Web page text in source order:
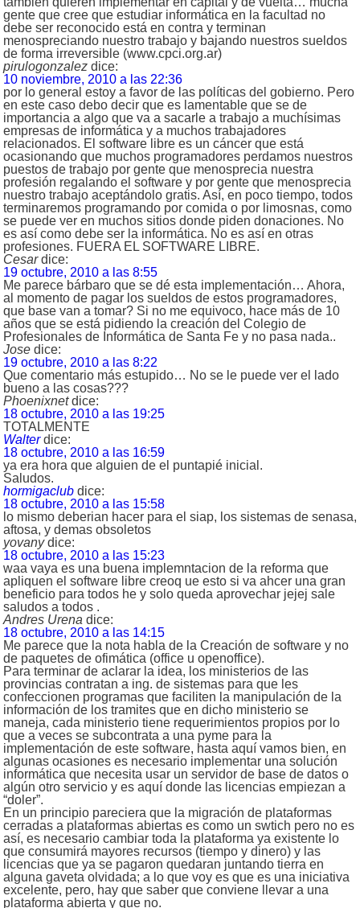
gente que cree que estudiar informática en la facultad no
debe ser reconocido está en contra y terminan
menospreciando nuestro trabajo y bajando nuestros sueldos
de forma irreversible (www.cpci.org.ar)
pirulogonzalez dice:
10 noviembre, 2010 a las 22:36
por lo general estoy a favor de las políticas del gobierno. Pero
en este caso debo decir que es lamentable que se de
importancia a algo que va a sacarle a trabajo a muchísimas
empresas de informática y a muchos trabajadores
relacionados. El software libre es un cáncer que está
ocasionando que muchos programadores perdamos nuestros
puestos de trabajo por gente que menosprecia nuestra
profesión regalando el software y por gente que menosprecia
nuestro trabajo aceptándolo gratis. Así, en poco tiempo, todos
terminaremos programando por comida o por limosnas, como
se puede ver en muchos sitios donde piden donaciones. No
es así como debe ser la informática. No es así en otras
profesiones. FUERA EL SOFTWARE LIBRE.
Cesar dice:
19 octubre, 2010 a las 8:55
Me parece bárbaro que se dé esta implementación… Ahora,
al momento de pagar los sueldos de estos programadores,
que base van a tomar? Si no me equivoco, hace más de 10
años que se está pidiendo la creación del Colegio de
Profesionales de Informática de Santa Fe y no pasa nada..
Jose dice:
19 octubre, 2010 a las 8:22
Que comentario más estupido… No se le puede ver el lado
bueno a las cosas???
Phoenixnet dice:
18 octubre, 2010 a las 19:25
TOTALMENTE
Walter dice:
18 octubre, 2010 a las 16:59
ya era hora que alguien de el puntapié inicial.
Saludos.
hormigaclub dice:
18 octubre, 2010 a las 15:58
lo mismo deberian hacer para el siap, los sistemas de senasa,
aftosa, y demas obsoletos
yovany dice:
18 octubre, 2010 a las 15:23
waa vaya es una buena implemntacion de la reforma que
apliquen el software libre creoq ue esto si va ahcer una gran
beneficio para todos he y solo queda aprovechar jejej sale
saludos a todos .
Andres Urena dice:
18 octubre, 2010 a las 14:15
Me parece que la nota habla de la Creación de software y no
de paquetes de ofimática (office u openoffice).
Para terminar de aclarar la idea, los ministerios de las
provincias contratan a ing. de sistemas para que les
confeccionen programas que faciliten la manipulación de la
información de los tramites que en dicho ministerio se
maneja, cada ministerio tiene requerimientos propios por lo
que a veces se subcontrata a una pyme para la
implementación de este software, hasta aquí vamos bien, en
algunas ocasiones es necesario implementar una solución
informática que necesita usar un servidor de base de datos o
algún otro servicio y es aquí donde las licencias empiezan a
“doler”.
En un principio pareciera que la migración de plataformas
cerradas a plataformas abiertas es como un swtich pero no es
así, es necesario cambiar toda la plataforma ya existente lo
que consumirá mayores recursos (tiempo y dinero) y las
licencias que ya se pagaron quedaran juntando tierra en
alguna gaveta olvidada; a lo que voy es que es una iniciativa
excelente, pero, hay que saber que conviene llevar a una
plataforma abierta y que no.